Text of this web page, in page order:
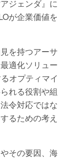
ジェンダ』に
が企業価値を
を持つアーサ
適化ソリュー
オプティマイ
れる役割や組
令対応ではな
るための考え
その要因、海